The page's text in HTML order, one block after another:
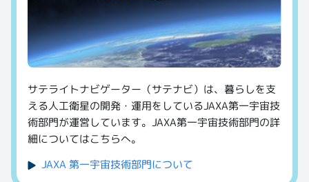
サテライトナビゲーター（サテナビ）は、暮らしを支
える人工衛星の開発・運用をしているJAXA第一宇宙技
術部門が運営しています。JAXA第一宇宙技術部門の詳
細についてはこちらへ。
JAXA 第一宇宙技術部門について